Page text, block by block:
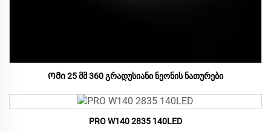
Ომი 25 მმ 360 გრადუსიანი ნეონის ნათურები
PRO W140 2835 140LED